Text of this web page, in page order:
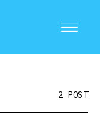
2 POST